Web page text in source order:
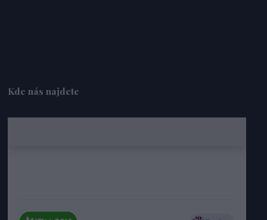
Kde nás najdete